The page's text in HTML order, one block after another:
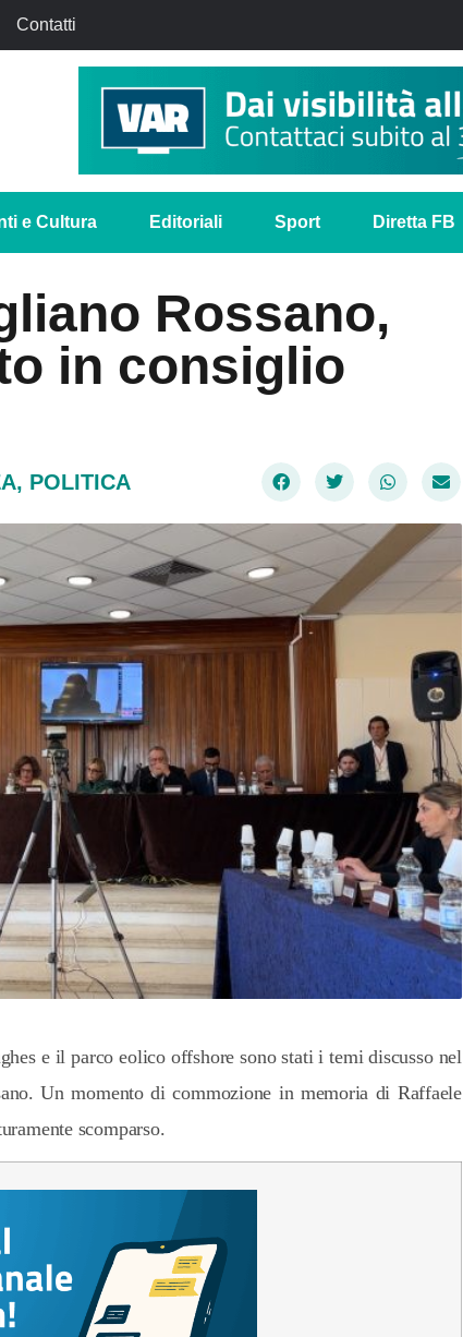
Contatti
e Cultura Editoriali Sport Diretta FB
Rossano,
in consiglio
, POLITICA
e il parco eolico offshore sono stati i temi discusso nel
Un momento di commozione in memoria di Raffaele
scomparso.